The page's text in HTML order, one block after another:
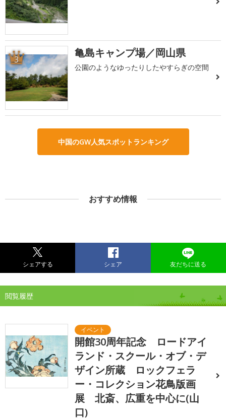
3 亀島キャンプ場／岡山県
公園のようなゆったりしたやすらぎの空間
中国のGW人気スポットランキング
おすすめ情報
シェアする シェア 友だちに送る
閲覧履歴
開館30周年記念 ロードアイ
ランド・スクール・オブ・デ
ザイン所蔵 ロックフェラ
ー・コレクション花鳥版画
展 北斎、広重を中心に(山
口)